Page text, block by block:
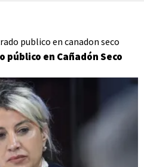
en Cañadón Seco